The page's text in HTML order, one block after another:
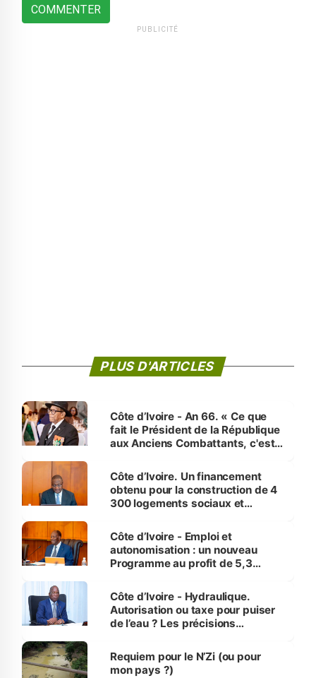
COMMENTER
PUBLICITÉ
PLUS D'ARTICLES
Côte d’Ivoire - An 66. « Ce que
fait le Président de la République
aux Anciens Combattants, c'est
Côte d’Ivoire. Un financement
obtenu pour la construction de 4
300 logements sociaux et
et Yamoussoukro
Côte d’Ivoire - Emploi et
autonomisation : un nouveau
Programme au profit de 5,3
Côte d’Ivoire - Hydraulique.
Autorisation ou taxe pour puiser
de l’eau ? Les précisions
Requiem pour le N’Zi (ou pour
mon pays ?)